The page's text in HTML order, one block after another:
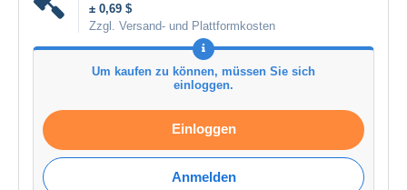
± 0,69 $
Zzgl. Versand- und Plattformkosten
Um kaufen zu können, müssen Sie sich
einloggen.
Einloggen
Anmelden